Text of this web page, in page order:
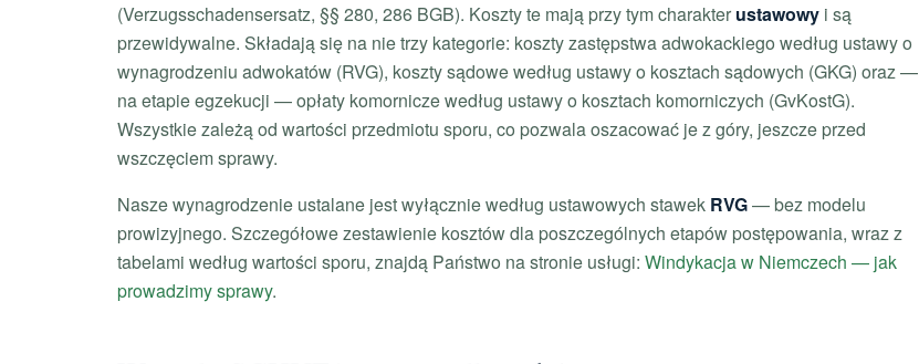
(Verzugsschadensersatz, §§ 280, 286 BGB). Koszty te mają przy tym charakter ustawowy i są
przewidywalne. Składają się na nie trzy kategorie: koszty zastępstwa adwokackiego według ustawy o
wynagrodzeniu adwokatów (RVG), koszty sądowe według ustawy o kosztach sądowych (GKG) oraz —
na etapie egzekucji — opłaty komornicze według ustawy o kosztach komorniczych (GvKostG).
Wszystkie zależą od wartości przedmiotu sporu, co pozwala oszacować je z góry, jeszcze przed
wszczęciem sprawy.
Nasze wynagrodzenie ustalane jest wyłącznie według ustawowych stawek RVG— bez modelu
prowizyjnego. Szczegółowe zestawienie kosztów dla poszczególnych etapów postępowania, wraz z
tabelami według wartości sporu, znajdą Państwo na stronie usługi: Windykacja w Niemczech — jak
prowadzimy sprawy.